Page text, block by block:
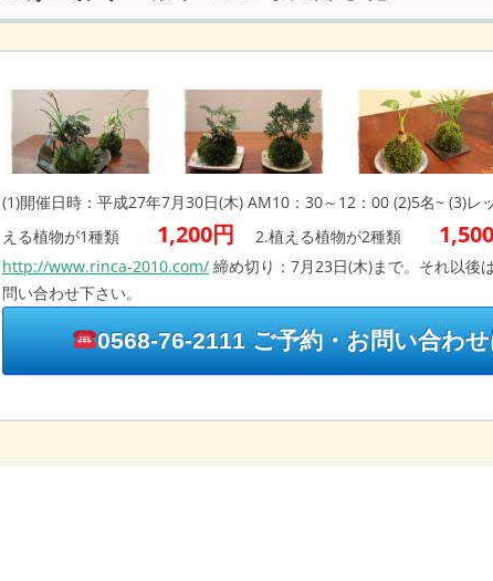
(1)開催日時：平成27年7月30日(木) AM10：30～12：00 (2)5名~ (3)レ
える植物が1種類
1,200円 2.植える植物が2種類
http://www.rinca-2010.com/ 締め切り：7月23日(木)まで。それ以後
問い合わせ下さい。
0568-76-2111 ご予約・お問い合わ